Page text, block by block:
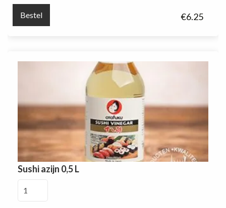
€6.25
Bestel
Sushi azijn 0,5 L